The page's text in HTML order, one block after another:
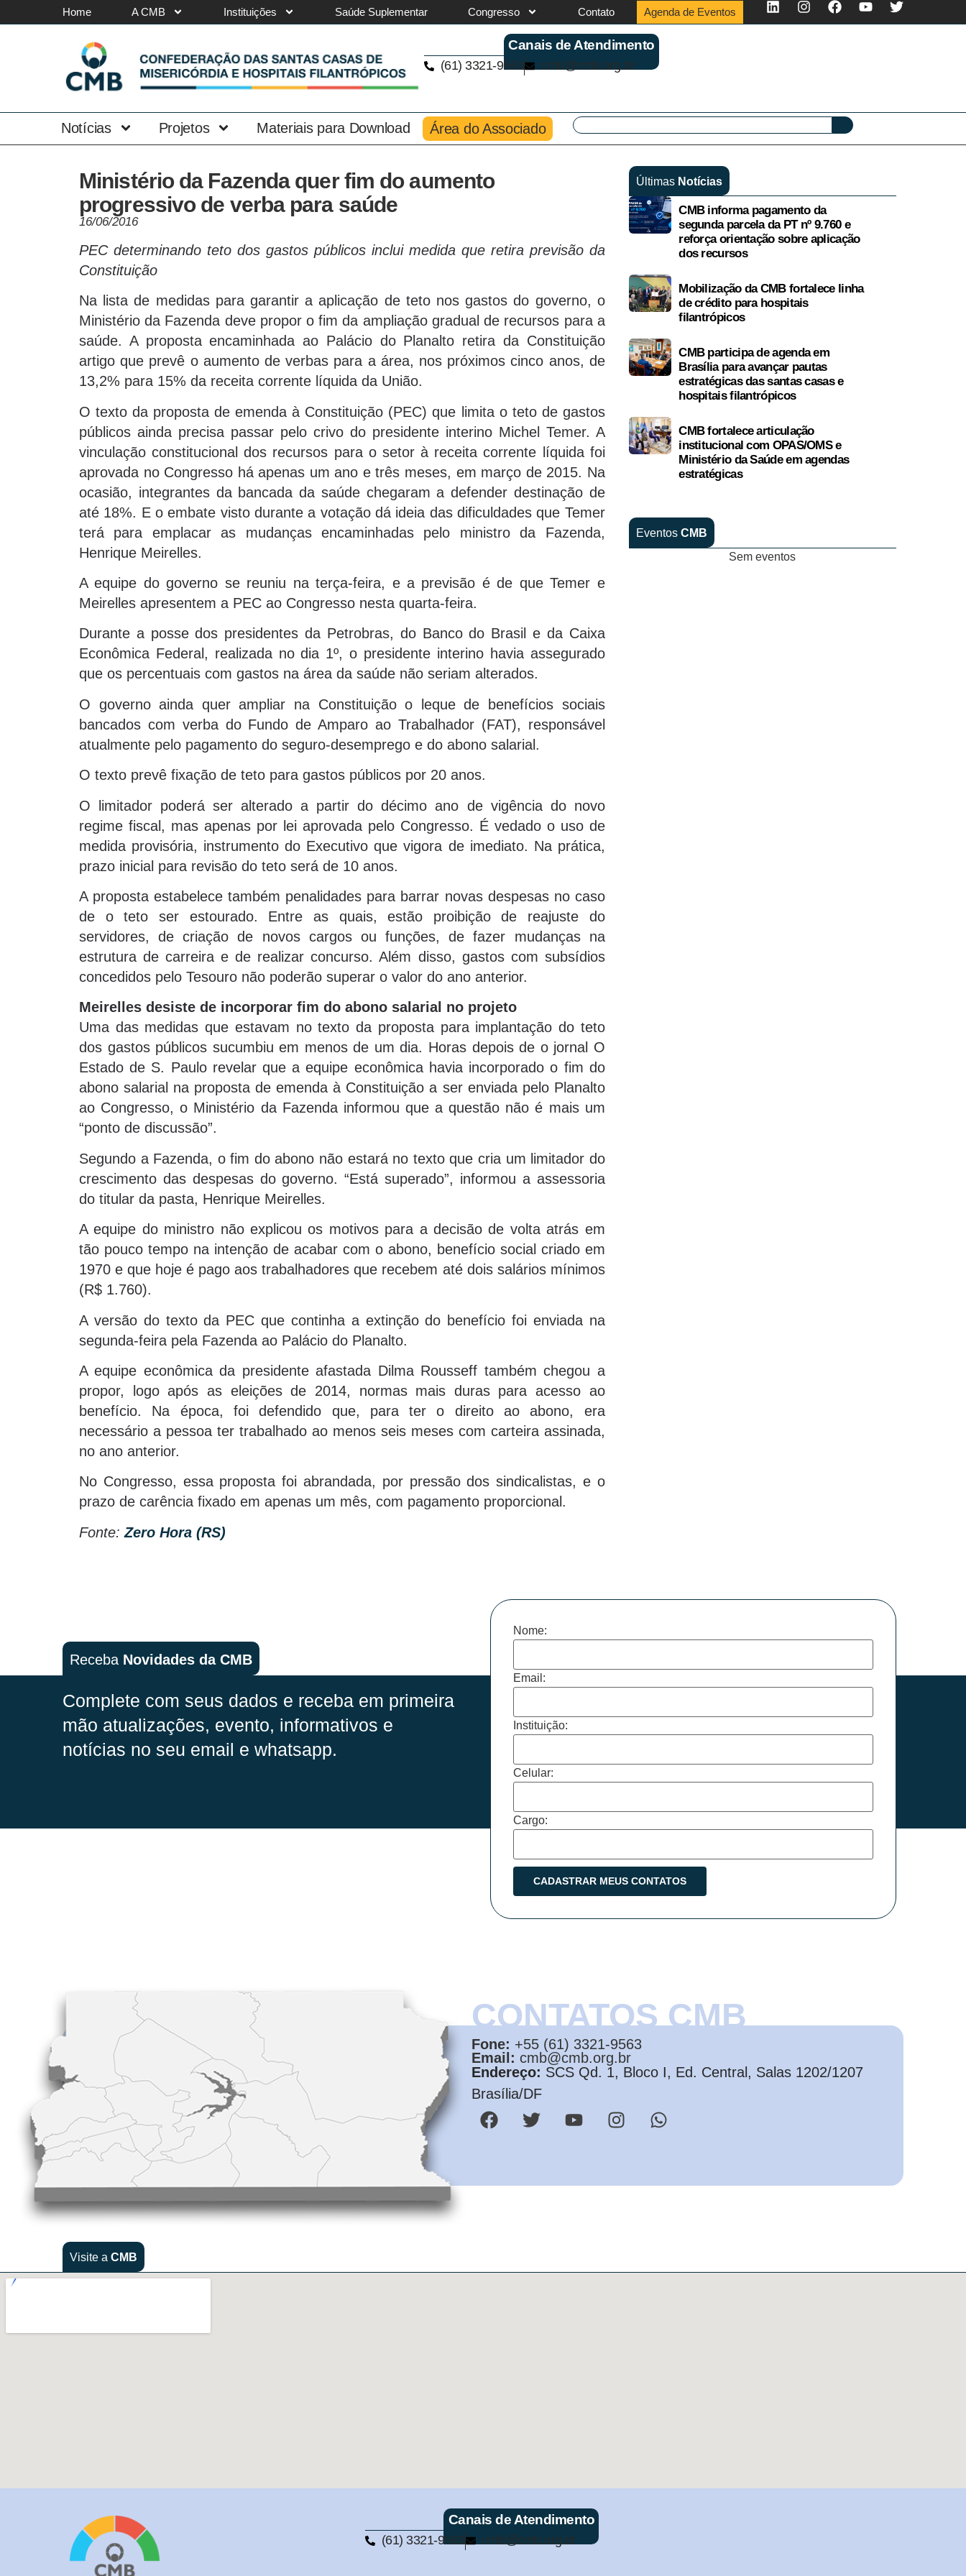
Home A CMB Instituições Saúde Suplementar Congresso Contato Agenda de Eventos
Canais de Atendimento
(61) 3321-9563 cmb@cmb.org.br
Notícias Projetos Materiais para Download Área do Associado
Ministério da Fazenda quer fim do aumento
progressivo de verba para saúde
16/06/2016
PEC determinando teto dos gastos públicos inclui medida que retira previsão da
Constituição
Na lista de medidas para garantir a aplicação de teto nos gastos do governo, o
Ministério da Fazenda deve propor o fim da ampliação gradual de recursos para a
saúde. A proposta encaminhada ao Palácio do Planalto retira da Constituição
artigo que prevê o aumento de verbas para a área, nos próximos cinco anos, de
13,2% para 15% da receita corrente líquida da União.
O texto da proposta de emenda à Constituição (PEC) que limita o teto de gastos
públicos ainda precisa passar pelo crivo do presidente interino Michel Temer. A
vinculação constitucional dos recursos para o setor à receita corrente líquida foi
aprovada no Congresso há apenas um ano e três meses, em março de 2015. Na
ocasião, integrantes da bancada da saúde chegaram a defender destinação de
até 18%. E o embate visto durante a votação dá ideia das dificuldades que Temer
terá para emplacar as mudanças encaminhadas pelo ministro da Fazenda,
Henrique Meirelles.
A equipe do governo se reuniu na terça-feira, e a previsão é de que Temer e
Meirelles apresentem a PEC ao Congresso nesta quarta-feira.
Durante a posse dos presidentes da Petrobras, do Banco do Brasil e da Caixa
Econômica Federal, realizada no dia 1º, o presidente interino havia assegurado
que os percentuais com gastos na área da saúde não seriam alterados.
O governo ainda quer ampliar na Constituição o leque de benefícios sociais
bancados com verba do Fundo de Amparo ao Trabalhador (FAT), responsável
atualmente pelo pagamento do seguro-desemprego e do abono salarial.
O texto prevê fixação de teto para gastos públicos por 20 anos.
O limitador poderá ser alterado a partir do décimo ano de vigência do novo
regime fiscal, mas apenas por lei aprovada pelo Congresso. É vedado o uso de
medida provisória, instrumento do Executivo que vigora de imediato. Na prática,
prazo inicial para revisão do teto será de 10 anos.
A proposta estabelece também penalidades para barrar novas despesas no caso
de o teto ser estourado. Entre as quais, estão proibição de reajuste do
servidores, de criação de novos cargos ou funções, de fazer mudanças na
estrutura de carreira e de realizar concurso. Além disso, gastos com subsídios
concedidos pelo Tesouro não poderão superar o valor do ano anterior.
Meirelles desiste de incorporar fim do abono salarial no projeto
Uma das medidas que estavam no texto da proposta para implantação do teto
dos gastos públicos sucumbiu em menos de um dia. Horas depois de o jornal O
Estado de S. Paulo revelar que a equipe econômica havia incorporado o fim do
abono salarial na proposta de emenda à Constituição a ser enviada pelo Planalto
ao Congresso, o Ministério da Fazenda informou que a questão não é mais um
“ponto de discussão”.
Segundo a Fazenda, o fim do abono não estará no texto que cria um limitador do
crescimento das despesas do governo. “Está superado”, informou a assessoria
do titular da pasta, Henrique Meirelles.
A equipe do ministro não explicou os motivos para a decisão de volta atrás em
tão pouco tempo na intenção de acabar com o abono, benefício social criado em
1970 e que hoje é pago aos trabalhadores que recebem até dois salários mínimos
(R$ 1.760).
A versão do texto da PEC que continha a extinção do benefício foi enviada na
segunda-feira pela Fazenda ao Palácio do Planalto.
A equipe econômica da presidente afastada Dilma Rousseff também chegou a
propor, logo após as eleições de 2014, normas mais duras para acesso ao
benefício. Na época, foi defendido que, para ter o direito ao abono, era
necessário a pessoa ter trabalhado ao menos seis meses com carteira assinada,
no ano anterior.
No Congresso, essa proposta foi abrandada, por pressão dos sindicalistas, e o
prazo de carência fixado em apenas um mês, com pagamento proporcional.
Fonte:Zero Hora (RS)
Últimas Notícias
CMB informa pagamento da
segunda parcela da PT nº 9.760 e
reforça orientação sobre aplicação
dos recursos
Mobilização da CMB fortalece linha
de crédito para hospitais
filantrópicos
CMB participa de agenda em
Brasília para avançar pautas
estratégicas das santas casas e
hospitais filantrópicos
CMB fortalece articulação
institucional com OPAS/OMS e
Ministério da Saúde em agendas
estratégicas
Eventos CMB
Sem eventos
Receba Novidades da CMB
Complete com seus dados e receba em primeira
mão atualizações, evento, informativos e
notícias no seu email e whatsapp.
Nome:
Email:
Instituição:
Celular:
Cargo:
CONTATOS CMB
Fone: +55 (61) 3321-9563
Email: cmb@cmb.org.br
Endereço: SCS Qd. 1, Bloco I, Ed. Central, Salas 1202/1207
Brasília/DF
Visite a CMB
Canais de Atendimento
(61) 3321-9563 cmb@cmb.org.br